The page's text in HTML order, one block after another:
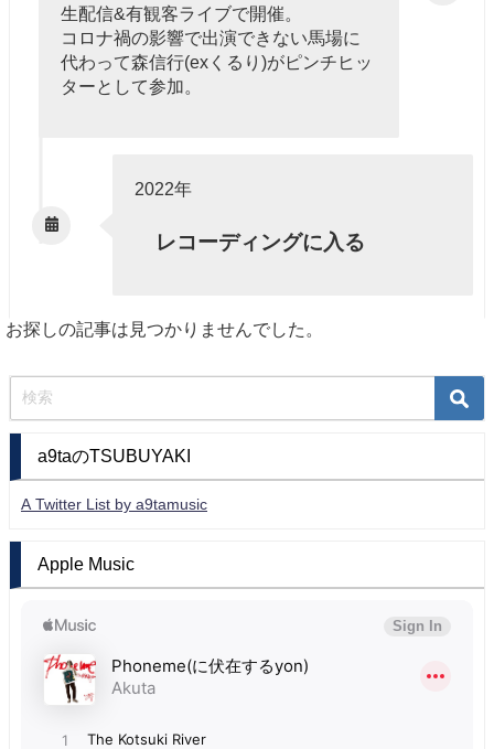
生配信&有観客ライブで開催。
コロナ禍の影響で出演できない馬場に
代わって森信行(exくるり)がピンチヒッ
ターとして参加。
2022年
レコーディングに入る
お探しの記事は見つかりませんでした。
a9taのTSUBUYAKI
A Twitter List by a9tamusic
Apple Music